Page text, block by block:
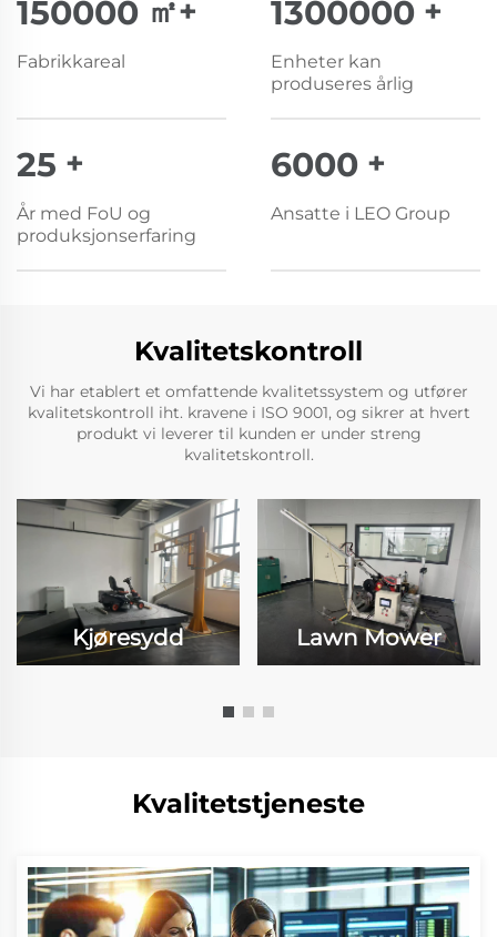
150000 ㎡+
Fabrikkareal
1300000 +
Enheter kan
produseres årlig
25 +
År med FoU og
produksjonserfaring
6000 +
Ansatte i LEO Group
Kvalitetskontroll
Vi har etablert et omfattende kvalitetssystem og utfører
kvalitetskontroll iht. kravene i ISO 9001, og sikrer at hvert
produkt vi leverer til kunden er under streng
kvalitetskontroll.
Kjøresydd Lawn Mower
Kvalitetstjeneste